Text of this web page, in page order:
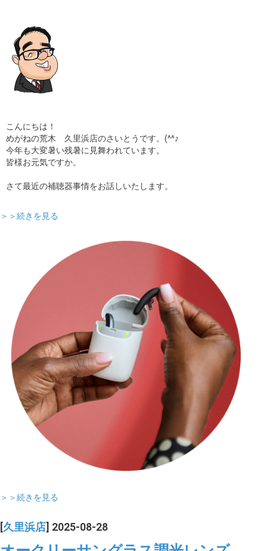
こんにちは！
めがねの荒木 久里浜店のさいとうです。(^^♪
今年も大変暑い残暑に見舞われています。
皆様お元気ですか。
さて最近の補聴器事情をお話しいたします。
＞＞続きを見る
＞＞続きを見る
[久里浜店] 2025-08-28